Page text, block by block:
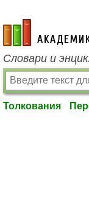
academic.ru
Словари и
Толкования